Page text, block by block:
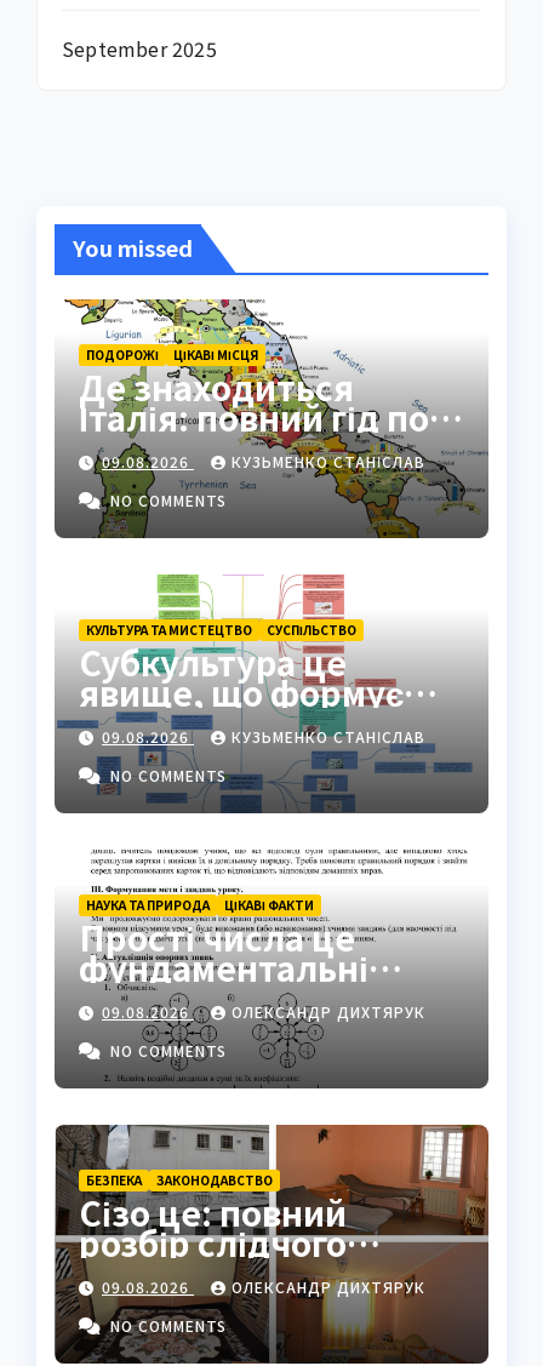
September 2025
You missed
ПОДОРОЖІ ЦІКАВІ МІСЦЯ
Де знаходиться
Італія: повний гід по
географії країни
09.08.2026
КУЗЬМЕНКО СТАНІСЛАВ
NO COMMENTS
КУЛЬТУРА ТА МИСТЕЦТВО СУCПІЛЬСТВО
Субкультура це
явище, що формує
ідентичність груп у
суспільстві
09.08.2026
КУЗЬМЕНКО СТАНІСЛАВ
NO COMMENTS
НАУКА ТА ПРИРОДА ЦІКАВІ ФАКТИ
Прості числа це
фундаментальні
«атоми» математики
09.08.2026
ОЛЕКСАНДР ДИХТЯРУК
NO COMMENTS
БЕЗПЕКА ЗАКОНОДАВСТВО
Сізо це: повний
розбір слідчого
ізолятора в Україні
09.08.2026
ОЛЕКСАНДР ДИХТЯРУК
NO COMMENTS